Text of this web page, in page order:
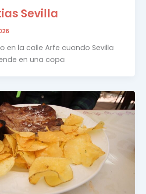
Sevilla
en la calle Arfe cuando Sevilla
en una copa